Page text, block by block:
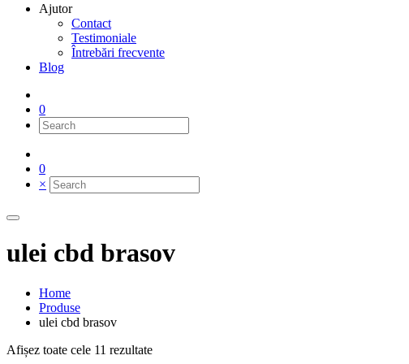
Ajutor
Contact
Testimoniale
Întrebări frecvente
Blog
0
0
×
ulei cbd brasov
Home
Produse
ulei cbd brasov
Afișez toate cele 11 rezultate